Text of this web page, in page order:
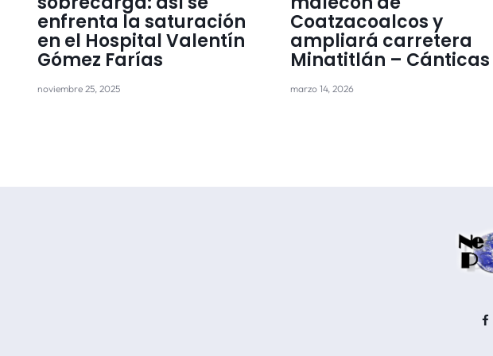
enfrenta la saturación
en el Hospital Valentín
Gómez Farías
noviembre 25, 2025
Coatzacoalcos y
ampliará carretera
Minatitlán – Cánticas
marzo 14, 2026